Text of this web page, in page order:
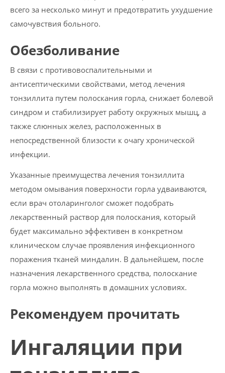
всего за несколько минут и предотвратить ухудшение
самочувствия больного.
Обезболивание
В связи с противовоспалительными и
антисептическими свойствами, метод лечения
тонзиллита путем полоскания горла, снижает болевой
синдром и стабилизирует работу окружных мышц, а
также слюнных желез, расположенных в
непосредственной близости к очагу хронической
инфекции.
Указанные преимущества лечения тонзиллита
методом омывания поверхности горла удваиваются,
если врач отоларинголог сможет подобрать
лекарственный раствор для полоскания, который
будет максимально эффективен в конкретном
клиническом случае проявления инфекционного
поражения тканей миндалин. В дальнейшем, после
назначения лекарственного средства, полоскание
горла можно выполнять в домашних условиях.
Рекомендуем прочитать
Ингаляции при